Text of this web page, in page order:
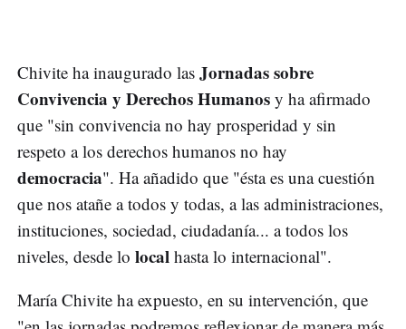
Chivite ha inaugurado las Jornadas sobre
Convivencia y Derechos Humanos y ha afirmado
que "sin convivencia no hay prosperidad y sin
respeto a los derechos humanos no hay
democracia". Ha añadido que "ésta es una cuestión
que nos atañe a todos y todas, a las administraciones,
instituciones, sociedad, ciudadanía... a todos los
niveles, desde lo local hasta lo internacional".
María Chivite ha expuesto, en su intervención, que